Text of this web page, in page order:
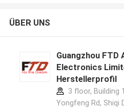
ÜBER UNS
Guangzhou FTD
Electronics
Herstellerprofil
3 floor, Building
Yongfeng Rd, Shiqi